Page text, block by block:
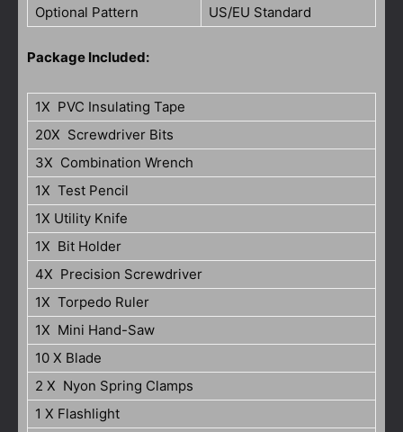
Optional Pattern US/EU Standard
Package Included:
1X PVC Insulating Tape
20X Screwdriver Bits
3X Combination Wrench
1X Test Pencil
1X Utility Knife
1X Bit Holder
4X Precision Screwdriver
1X Torpedo Ruler
1X Mini Hand-Saw
10 X Blade
2 X Nyon Spring Clamps
1 X Flashlight